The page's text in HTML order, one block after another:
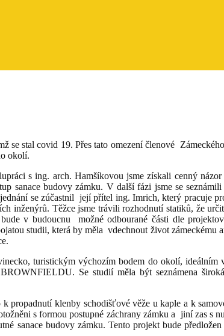
se stal covid 19. Přes tato omezení členové
okolí.
s ing. arch. Hamšíkovou jsme získali cenný
sanace budovy zámku. V další fázi jsme se
se zúčastnil její přítel ing. Imrich, který pracuje
inženýrů. Těžce jsme trávili rozhodnutí statiků, že
v budoucnu možné odbourané části dle
studii, která by měla vdechnout život zámeckému
turistickým výchozím bodem do okolí,
Se studií měla být seznámena
klenby schodišťové věže u kaple a k
s formou postupné záchrany zámku a jiní zas s
sanace budovy zámku. Tento projekt bude